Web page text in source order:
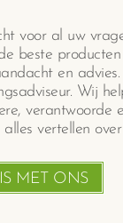
voor al uw
beste
en
Wij
verantwoorde
vertellen
MET ONS